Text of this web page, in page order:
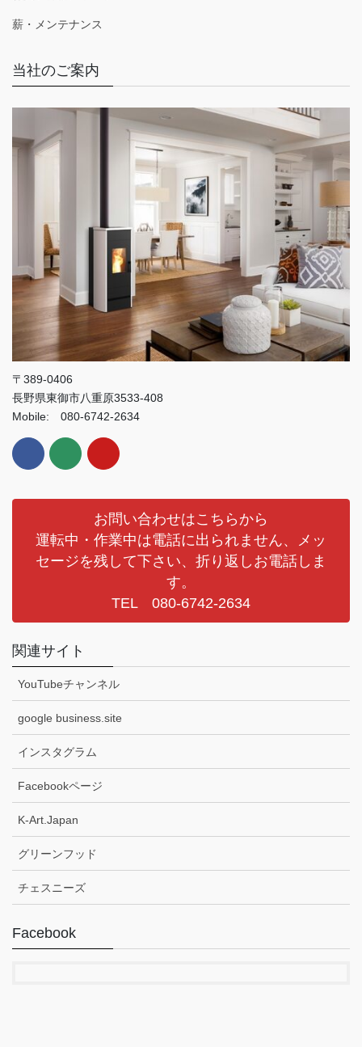
薪・メンテナンス
当社のご案内
〒389-0406
長野県東御市八重原3533-408
Mobile: 080-6742-2634
お問い合わせはこちらから
運転中・作業中は電話に出られません、メッ
セージを残して下さい、折り返しお電話しま
す。
TEL 080-6742-2634
関連サイト
YouTubeチャンネル
google business.site
インスタグラム
Facebookページ
K-Art.Japan
グリーンフッド
チェスニーズ
Facebook